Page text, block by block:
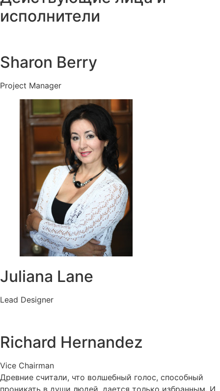
исполнители
Sharon Berry
Project Manager
Juliana Lane
Lead Designer
Richard Hernandez
Vice Chairman
Древние считали, что волшебный голос, способный